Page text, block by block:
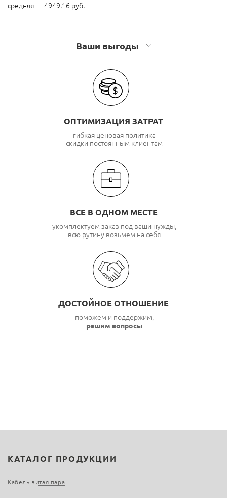
средняя — 4949.16 руб.
Ваши выгоды
ОПТИМИЗАЦИЯ ЗАТРАТ
гибкая ценовая политика
скидки постоянным клиентам
ВСЕ В ОДНОМ МЕСТЕ
укомплектуем заказ под ваши нужды,
всю рутину возьмем на себя
ДОСТОЙНОЕ ОТНОШЕНИЕ
поможем и поддержим,
решим вопросы
КАТАЛОГ ПРОДУКЦИИ
Кабель витая пара